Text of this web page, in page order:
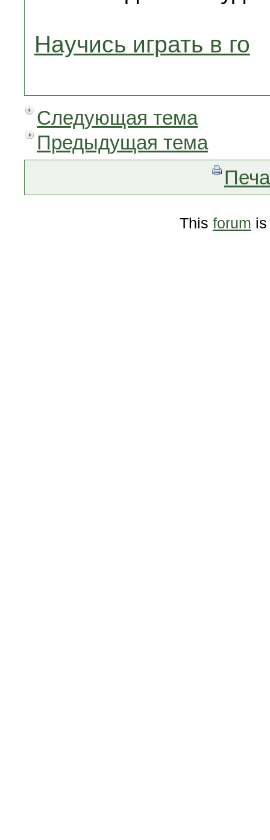
Научись играть в го
Следующая тема
Предыдущая тема
This forum